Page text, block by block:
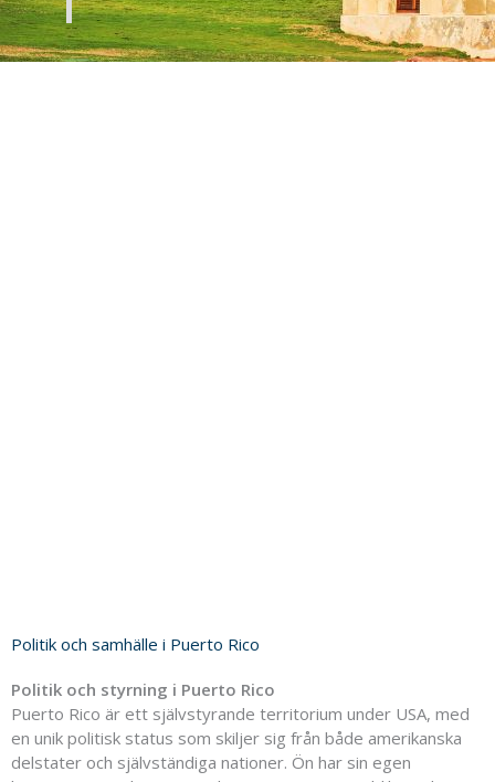
Politik och samhälle i Puerto Rico
Politik och styrning i Puerto Rico
Puerto Rico är ett självstyrande territorium under USA, med
en unik politisk status som skiljer sig från både amerikanska
delstater och självständiga nationer. Ön har sin egen